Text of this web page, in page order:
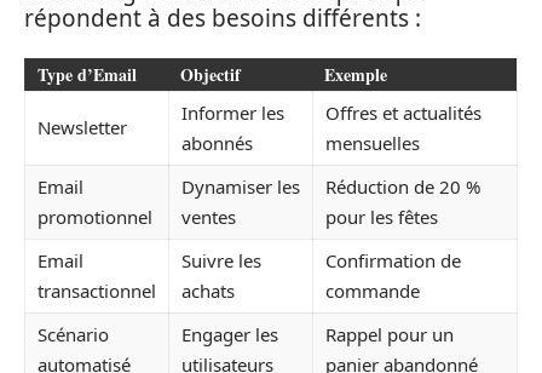
répondent à des besoins différents :
Type d’Email Objectif Exemple
Newsletter
Informer les
abonnés
Offres et actualités
mensuelles
Email
promotionnel
Dynamiser les
ventes
Réduction de 20 %
pour les fêtes
Email
transactionnel
Suivre les
achats
Confirmation de
commande
Scénario
automatisé
Engager les
utilisateurs
Rappel pour un
panier abandonné